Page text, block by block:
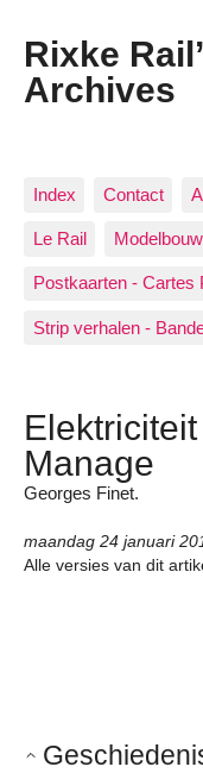
Rixke
Archives
Index Contact
Le Rail
Postkaarten - Cartes
Strip verhalen -
Manage
Georges Finet.
maandag 24 januari
Alle versies van dit